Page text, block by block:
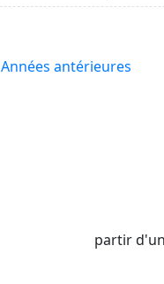
Années antérieures
partir